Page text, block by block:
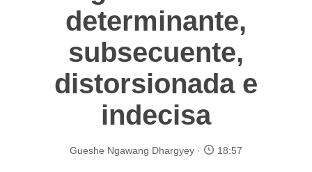
determinante,
subsecuente,
distorsionada e
indecisa
Gueshe Ngawang Dhargyey 18:57